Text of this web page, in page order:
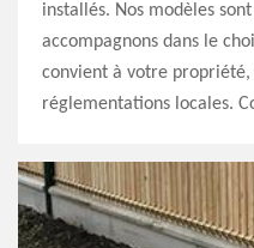
installés. Nos modèles
accompagnons dans le
convient à votre propriété,
réglementations locales.